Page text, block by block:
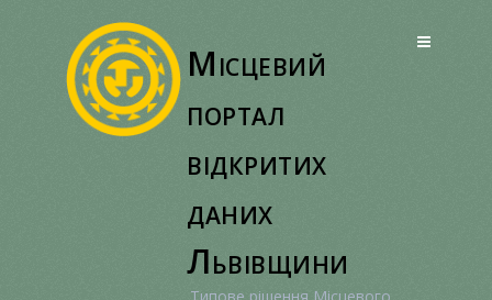
Місцевий
портал
відкритих
даних
Львівщини